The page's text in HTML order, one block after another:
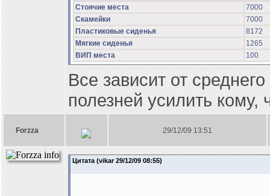
Стоячие места
7000
Скамейки
7000
Пластиковые сиденья
8172
Мягкие сиденья
1265
ВИП места
100
Все зависит от
полезней усилить кому,
Forzza 29/12/09 13:51
Цитата (vikar 29/12/09 08:55)